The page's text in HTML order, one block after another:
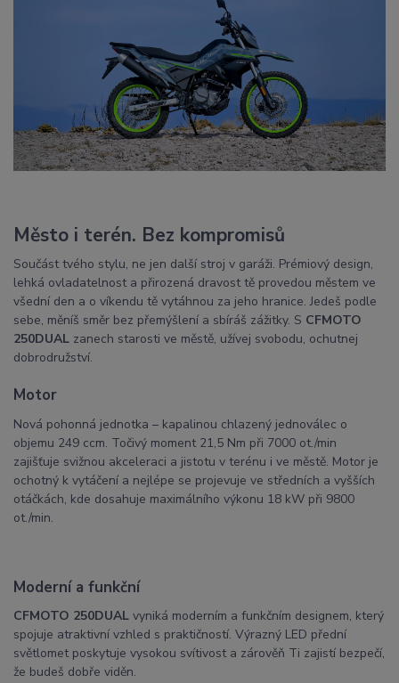
Město i terén. Bez kompromisů
Součást tvého stylu, ne jen další stroj v garáži. Prémiový design,
lehká ovladatelnost a přirozená dravost tě provedou městem ve
všední den a o víkendu tě vytáhnou za jeho hranice. Jedeš podle
sebe, měníš směr bez přemýšlení a sbíráš zážitky. S CFMOTO
250DUAL zanech starosti ve městě, užívej svobodu, ochutnej
dobrodružství.
Motor
Nová pohonná jednotka – kapalinou chlazený jednoválec o
objemu 249 ccm. Točivý moment 21,5 Nm při 7000 ot./min
zajišťuje svižnou akceleraci a jistotu v terénu i ve městě. Motor je
ochotný k vytáčení a nejlépe se projevuje ve středních a vyšších
otáčkách, kde dosahuje maximálního výkonu 18 kW při 9800
ot./min.
Moderní a funkční
CFMOTO 250DUAL vyniká moderním a funkčním designem, který
spojuje atraktivní vzhled s praktičností. Výrazný LED přední
světlomet poskytuje vysokou svítivost a zárověň Ti zajistí bezpečí,
že budeš dobře viděn.